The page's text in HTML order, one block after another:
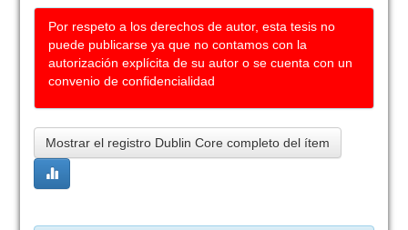
Por respeto a los derechos de autor, esta tesis no
puede publicarse ya que no contamos con la
autorización explícita de su autor o se cuenta con un
convenio de confidencialidad
Mostrar el registro Dublin Core completo del ítem